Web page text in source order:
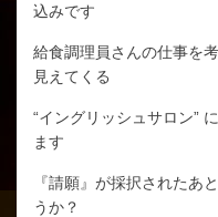
込みです
給食調理員さんの仕事を
見えてくる
“イングリッシュサロン”
ます
『請願』が採択されたあ
うか？